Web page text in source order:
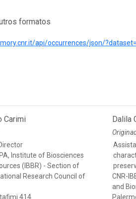
formatos
api/occurrences/json/
Carimi
Institute of Biosciences
(IBBR) - Section of
Research Council of
414
Dalila
CNR-
and